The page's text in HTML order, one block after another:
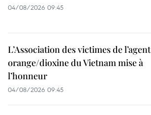
04/08/2026 09:45
L’Association des victimes de l’agent
orange/dioxine du Vietnam mise à
l’honneur
04/08/2026 09:45